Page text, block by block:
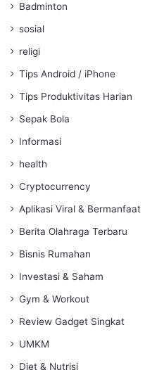
Badminton
sosial
religi
Tips Android / iPhone
Tips Produktivitas Harian
Sepak Bola
Informasi
health
Cryptocurrency
Aplikasi Viral & Bermanfaat
Berita Olahraga Terbaru
Bisnis Rumahan
Investasi & Saham
Gym & Workout
Review Gadget Singkat
UMKM
Diet & Nutrisi